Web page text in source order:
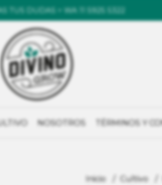
TUS DUDAS > WA 11 5925 5322
NOSOTROS TÉRMINOS Y
Inicio Cultivo